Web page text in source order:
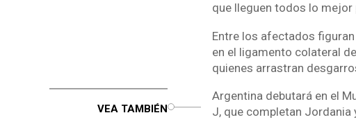
que lleguen todos lo
Entre los afectados
en el ligamento colateral
quienes arrastran
VEA TAMBIÉN
Argentina debutará en el
J, que completan Jordania